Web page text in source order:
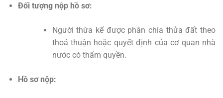
Đối tượng nộp hồ sơ:
Người thừa kế được phân chia thửa đất theo
thoả thuận hoặc quyết định của cơ quan nhà
nước có thẩm quyền.
Hồ sơ nộp: